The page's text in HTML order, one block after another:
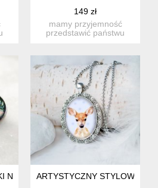
149 zł
mamy przyjemność
przedstawić państwu
NA IMPREZĘARTYSTYCZNY STYLOWY